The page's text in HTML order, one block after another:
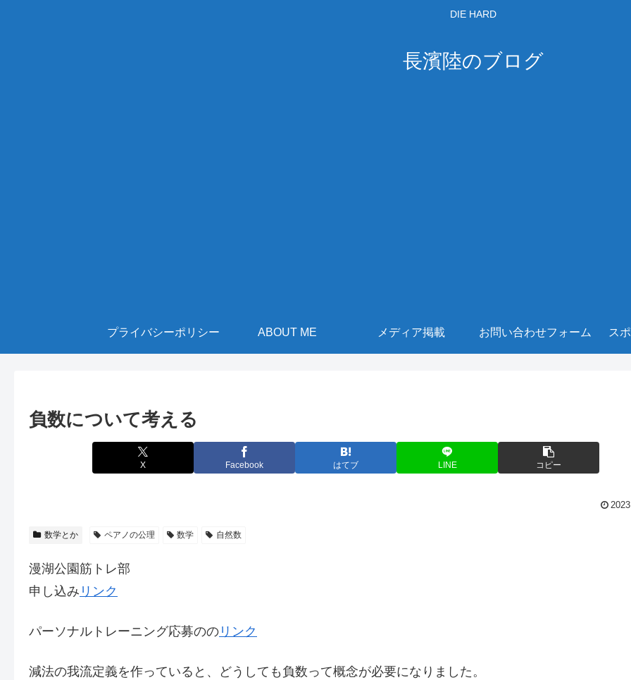
DIE HARD
長濱陸のブログ
プライバシーポリシー ABOUT ME メディア掲載 お問い合わせフォーム ス
負数について考える
X Facebook はてブ LINE コピー
数学とか ペアノの公理 数学 自然数
漫湖公園筋トレ部
申し込み リンク
パーソナルトレーニング応募のの リンク
減法の我流定義を作っていると、どうしても負数って概念が必要になりました。